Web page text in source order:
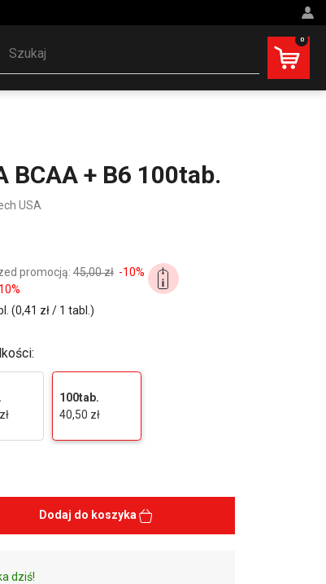
Szukaj
0
BCAA + B6 100tab.
USA
promocją: 45,00 zł -10%
(0,41 zł / 1 tabl.)
100tab.
40,50 zł
Dodaj do koszyka
dziś!